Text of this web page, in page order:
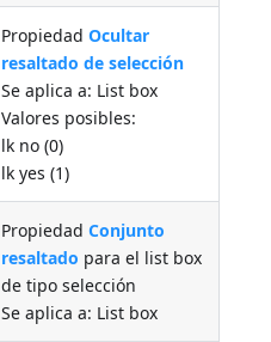
PropiedadOcultar
resaltado de selección
Se aplica a: List box
Valores posibles:
lk no (0)
lk yes (1)
PropiedadConjunto
resaltado para el list box
de tipo selección
Se aplica a: List box